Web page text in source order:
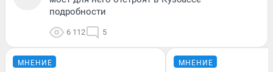
подробности
6 112 5
МНЕНИЕ МНЕНИЕ